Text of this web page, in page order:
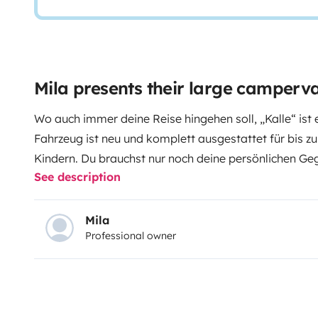
Mila presents their large
Wo auch immer deine Reise hingehen soll, „Kalle“
Fahrzeug ist neu und komplett ausgestattet für bis
Kindern. Du brauchst nur noch deine persönlichen
Abenteuer düsen. „Kalle“ macht es dir leicht: du
Automatikgetriebe, Tempomat,
getrennt regelbar, Umfeldbeobachtungssystem mit
Ausparkassistent, Rückfahrkamera, automatische
'Kalle' lässt sich so komfortabel wie ein Auto fahren.
See description
Mila
Professional owner